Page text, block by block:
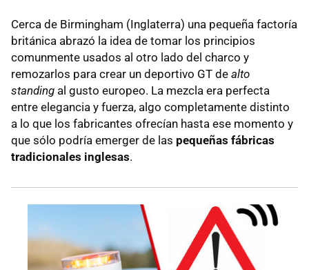
Cerca de Birmingham (Inglaterra) una pequeña factoría
británica abrazó la idea de tomar los principios
comunmente usados al otro lado del charco y
remozarlos para crear un deportivo GT de alto
standing al gusto europeo. La mezcla era perfecta
entre elegancia y fuerza, algo completamente distinto
a lo que los fabricantes ofrecían hasta ese momento y
que sólo podría emerger de las pequeñas fábricas
tradicionales inglesas.